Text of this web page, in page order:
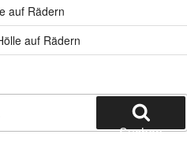
auf Rädern
auf Rädern
Suchen